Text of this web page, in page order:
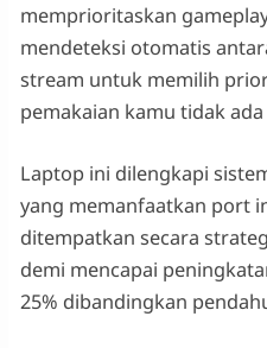
memprioritaskan
mendeteksi otomatis
stream untuk memilih
pemakaian kamu tidak ada
Laptop ini dilengkapi
yang memanfaatkan port
ditempatkan secara
demi mencapai
25% dibandingkan